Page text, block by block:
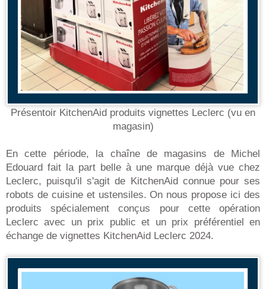
Présentoir KitchenAid produits vignettes Leclerc (vu en
magasin)
En cette période, la chaîne de magasins de Michel
Edouard fait la part belle à une marque déjà vue chez
Leclerc, puisqu'il s'agit de KitchenAid connue pour ses
robots de cuisine et ustensiles. On nous propose ici des
produits spécialement conçus pour cette opération
Leclerc avec un prix public et un prix préférentiel en
échange de vignettes KitchenAid Leclerc 2024.